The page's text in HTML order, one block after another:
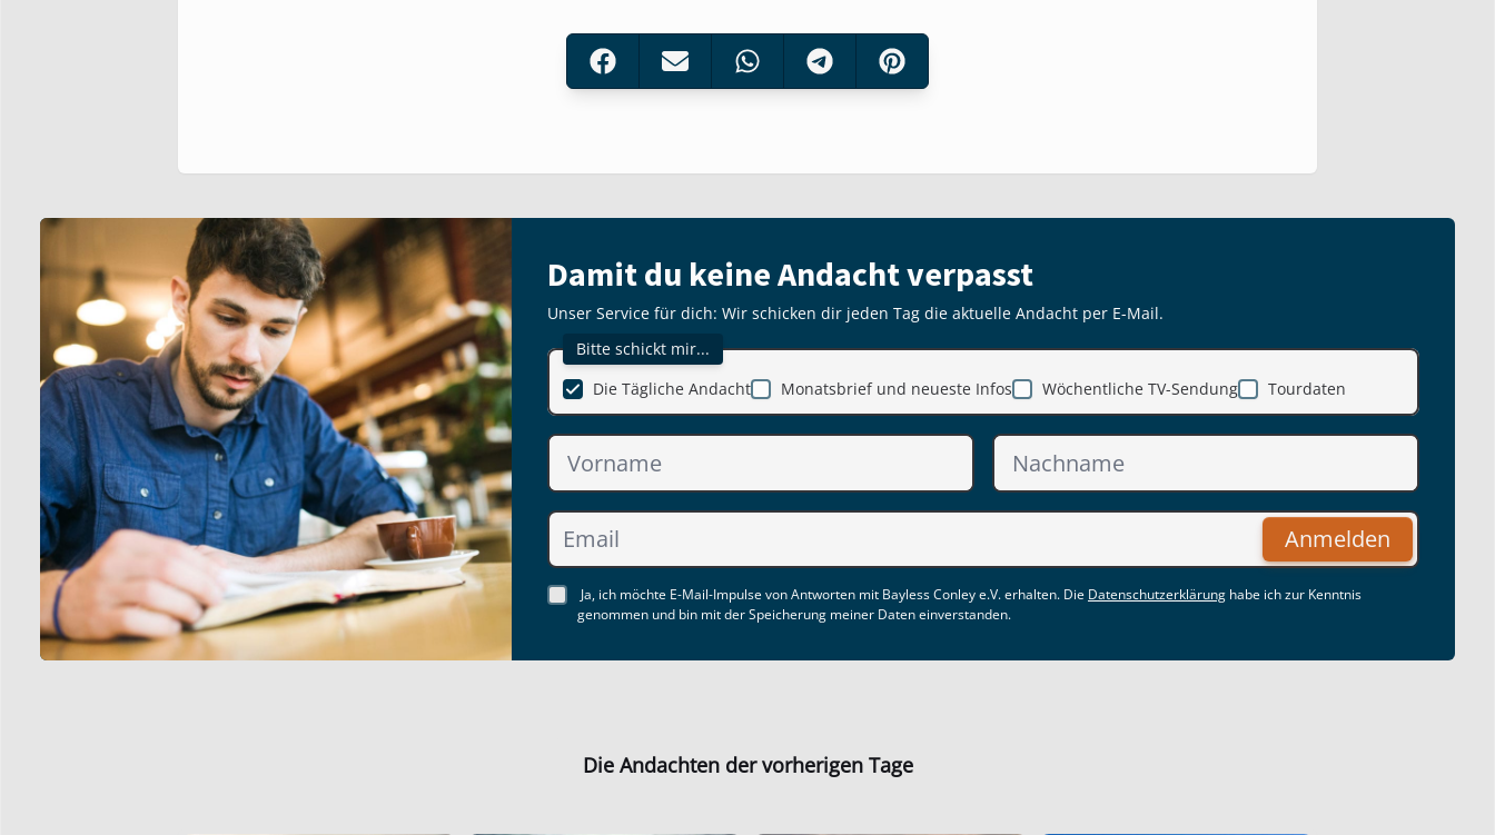
Damit du keine Andacht verpasst
Unser Service für dich: Wir schicken dir jeden Tag die aktuelle Andacht per E-Mail.
Bitte schickt mir...
Monatsbrief und neueste Infos
Die Tägliche Andacht Wöchentliche TV-Sendung Tourdaten
Anmelden
Ja, ich möchte E-Mail-Impulse von Antworten mit Bayless Conley e.V. erhalten. Die Datenschutzerklärung habe ich zur Kenntnis
genommen und bin mit der Speicherung meiner Daten einverstanden.
Die Andachten der vorherigen Tage